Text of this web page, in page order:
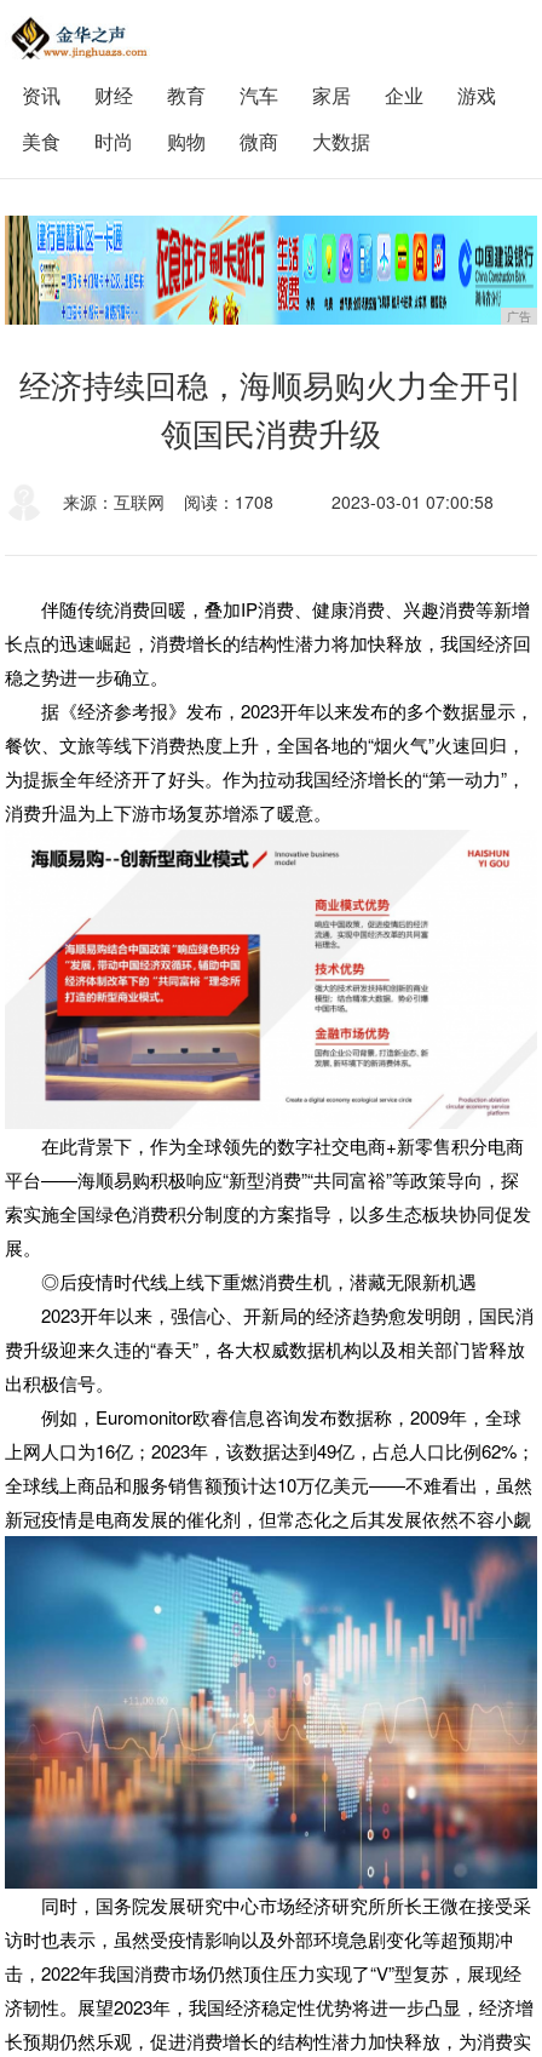
资讯 财经 教育 汽车 家居 企业
游戏
美食
时尚 购物 微商 大数据
广告
经济持续回稳，海顺易购火力全开引
领国民消费升级
来源：互联网 阅读：1708 2023-03-01 07:00:58
伴随传统消费回暖，叠加IP消费、健康消费、兴趣消费等新增
长点的迅速崛起，消费增长的结构性潜力将加快释放，我国经济回
稳之势进一步确立。
据《经济参考报》发布，2023开年以来发布的多个数据显示，
餐饮、文旅等线下消费热度上升，全国各地的“烟火气”火速回归，
为提振全年经济开了好头。作为拉动我国经济增长的“第一动力”，
消费升温为上下游市场复苏增添了暖意。
在此背景下，作为全球领先的数字社交电商+新零售积分电商
平台——海顺易购积极响应“新型消费”“共同富裕”等政策导向，探
索实施全国绿色消费积分制度的方案指导，以多生态板块协同促发
展。
◎后疫情时代线上线下重燃消费生机，潜藏无限新机遇
2023开年以来，强信心、开新局的经济趋势愈发明朗，国民消
费升级迎来久违的“春天”，各大权威数据机构以及相关部门皆释放
出积极信号。
例如，Euromonitor欧睿信息咨询发布数据称，2009年，全球
上网人口为16亿；2023年，该数据达到49亿，占总人口比例62%；
全球线上商品和服务销售额预计达10万亿美元——不难看出，虽然
新冠疫情是电商发展的催化剂，但常态化之后其发展依然不容小觑
同时，国务院发展研究中心市场经济研究所所长王微在接受采
访时也表示，虽然受疫情影响以及外部环境急剧变化等超预期冲
击，2022年我国消费市场仍然顶住压力实现了“V”型复苏，展现经
济韧性。展望2023年，我国经济稳定性优势将进一步凸显，经济增
长预期仍然乐观，促进消费增长的结构性潜力加快释放，为消费实